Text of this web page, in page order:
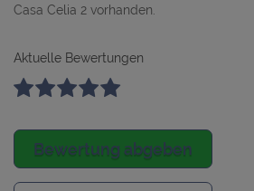
Casa Celia 2 vorhanden.
Aktuelle Bewertungen
Bewertung abgeben